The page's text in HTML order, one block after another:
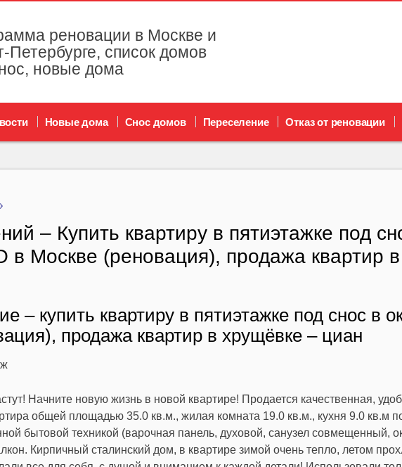
реновации в Москве и
Петербурге, список домов
новые дома
Новые дома Снос домов Переселение Отказ от реновации
– Купить квартиру в пятиэтажке под
в Москве (реновация), продажа квартир
– купить квартиру в пятиэтажке под снос в
продажа квартир в хрущёвке – циан
Начните новую жизнь в новой квартире! Продается качественная,
общей площадью 35.0 кв.м., жилая комната 19.0 кв.м., кухня 9.0 кв.м
бытовой техникой (варочная панель, духовой, санузел совмещенный,
Кирпичный сталинский дом, в квартире зимой очень тепло, летом